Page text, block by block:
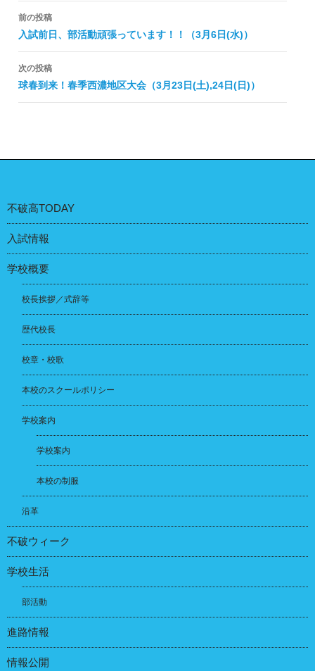
投
稿
ナ
ビ
シ
ン
前の投稿
入試前日、部活動頑張っています！！（3月6日(水)）
次の投稿
球春到来！春季西濃地区大会（3月23日(土),24日(日)）
不破高TODAY
入試情報
学校概要
校長挨拶／式辞等
歴代校長
校章・校歌
本校のスクールポリシー
学校案内
学校案内
本校の制服
沿革
不破ウィーク
学校生活
部活動
進路情報
情報公開